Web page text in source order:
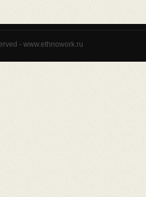
- www.ethnowork.ru